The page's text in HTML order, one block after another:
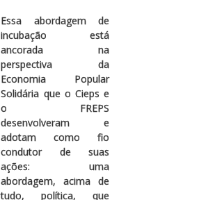
Essa abordagem de
incubação está
ancorada na
perspectiva da
Economia Popular
Solidária que o Cieps e
o FREPS
desenvolveram e
adotam como fio
condutor de suas
ações: uma
abordagem, acima de
tudo, política, que